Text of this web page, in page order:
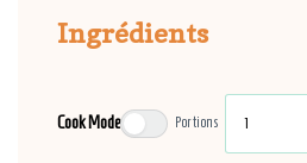
Ingrédients
Cook Mode Portions